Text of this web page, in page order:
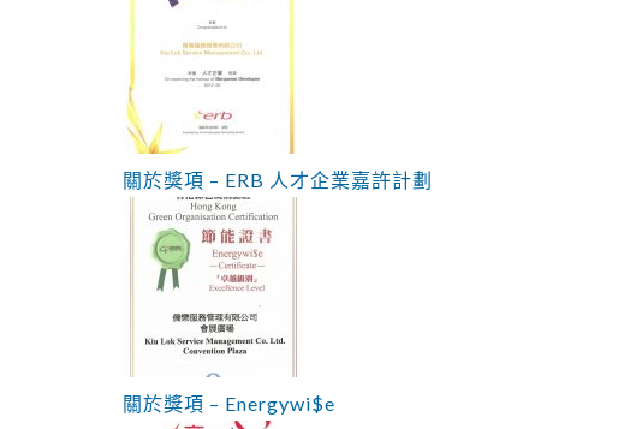
關於獎項 – ERB 人才企業嘉許計劃
關於獎項 – Energywi$e